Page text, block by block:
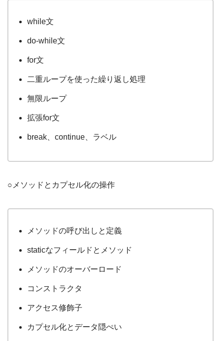
while文
do-while文
for文
二重ループを使った繰り返し処理
無限ループ
拡張for文
break、continue、ラベル
○メソッドとカプセル化の操作
メソッドの呼び出しと定義
staticなフィールドとメソッド
メソッドのオーバーロード
コンストラクタ
アクセス修飾子
カプセル化とデータ隠ぺい